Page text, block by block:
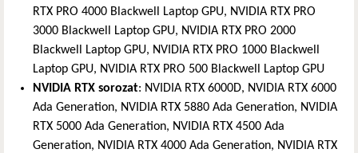
RTX PRO 4000 Blackwell Laptop GPU, NVIDIA RTX PRO
3000 Blackwell Laptop GPU, NVIDIA RTX PRO 2000
Blackwell Laptop GPU, NVIDIA RTX PRO 1000 Blackwell
Laptop GPU, NVIDIA RTX PRO 500 Blackwell Laptop GPU
NVIDIA RTX sorozat: NVIDIA RTX 6000D, NVIDIA RTX 6000
Ada Generation, NVIDIA RTX 5880 Ada Generation, NVIDIA
RTX 5000 Ada Generation, NVIDIA RTX 4500 Ada
Generation, NVIDIA RTX 4000 Ada Generation, NVIDIA RTX